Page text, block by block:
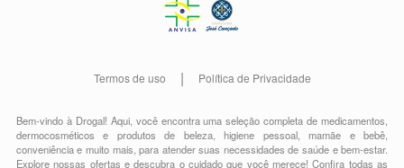
Termos de uso Política de Privacidade
Bem-vindo à Drogal! Aqui, você encontra uma seleção completa demedicamentos
dermocosméticos e produtos de beleza,higiene pessoal,mamãe e bebê
conveniênciae muito mais, para atender suas necessidades de saúde e bem-estar.
Explore nossas ofertas e descubra o cuidado que você merece!Confira todas as